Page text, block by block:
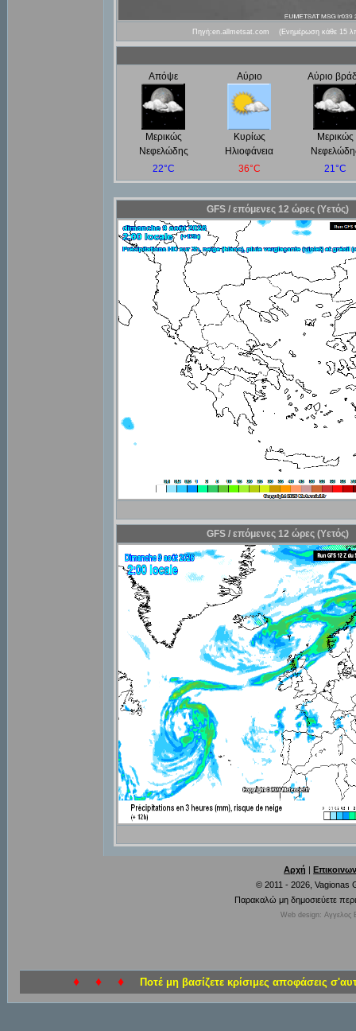
Πηγή:en.allmetsat.com (Ενημέρωση κάθε 15
Απόψε
Μερικώς
Νεφελώδης
Αύριο
Κυρίως
Ηλιοφάνεια
Αύριο
Μερικώς
22°C
36°C 21°C
GFS / επόμενες 12 ώρες (Υετός)
GFS / επόμενες 12 ώρες (Υετός)
Αρχή |
© 2011 - 2026, Vagionas
Παρακαλώ μη δημοσιεύετε
Web design: Αγγελος
♦ ♦ ♦ Ποτέ μη βασίζετε κρίσιμες αποφάσεις